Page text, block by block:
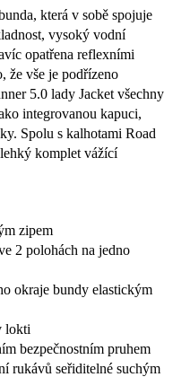
která v sobě spojuje
vysoký vodní
opatřena reflexními
že vše je podřízeno
5.0 lady Jacket všechny
integrovanou kapuci,
Spolu s kalhotami Road
komplet vážící
zipem
2 polohách na jedno
okraje bundy elastickým
lokti
bezpečnostním pruhem
rukávů seřiditelné suchým